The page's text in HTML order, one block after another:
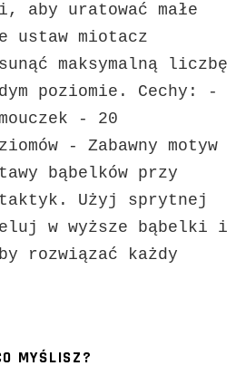
aby uratować małe
ustaw miotacz
maksymalną liczbę
poziomie. Cechy: -
- 20
- Zabawny motyw
bąbelków przy
Użyj sprytnej
w wyższe bąbelki i
rozwiązać każdy
MYŚLISZ?